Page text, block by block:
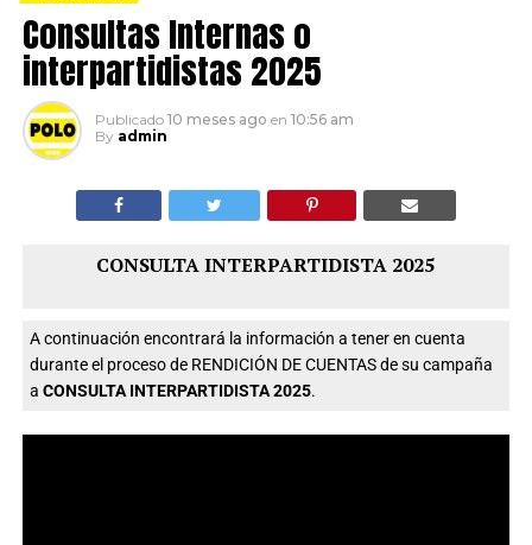
Consultas Internas o
interpartidistas 2025
Publicado 10 meses ago en 10:56 am
By admin
CONSULTA INTERPARTIDISTA 2025
A continuación encontrará la información a tener en cuenta
durante el proceso de RENDICIÓN DE CUENTAS de su campaña
a CONSULTA INTERPARTIDISTA 2025.